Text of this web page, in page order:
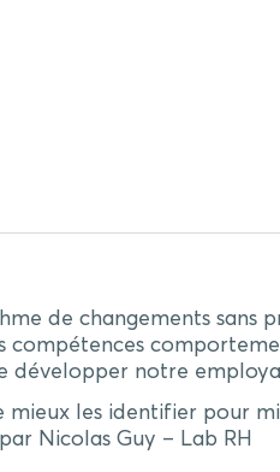
de changements sans
compétences
notre
les identifier pour
Nicolas Guy – Lab RH